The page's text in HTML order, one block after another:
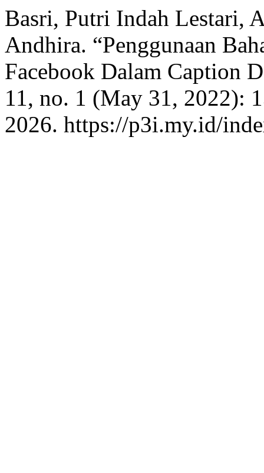
Basri, Putri Indah Lestari,
Andhira. “Penggunaan
Facebook Dalam Caption
11, no. 1 (May 31, 2022):
2026. https://p3i.my.id/